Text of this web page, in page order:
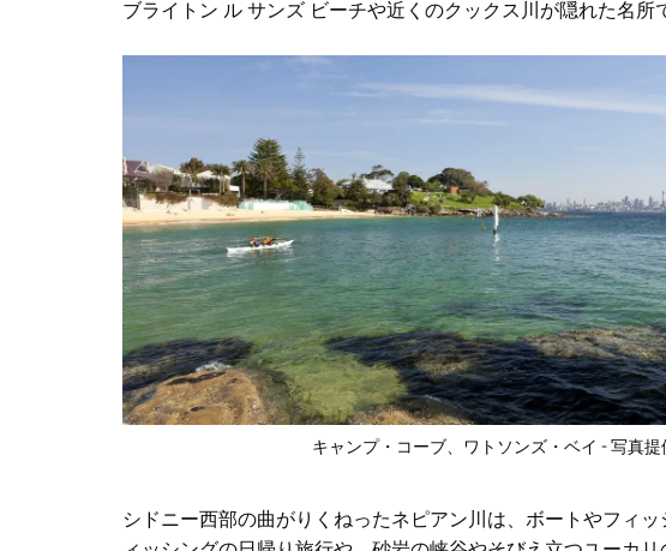
ブライトン ル サンズ ビーチや近くのクックス川が隠れた名所
キャンプ・コーブ、ワトソンズ・ベイ - 写真
シドニー西部の曲がりくねったネピアン川は、ボートやフィッ